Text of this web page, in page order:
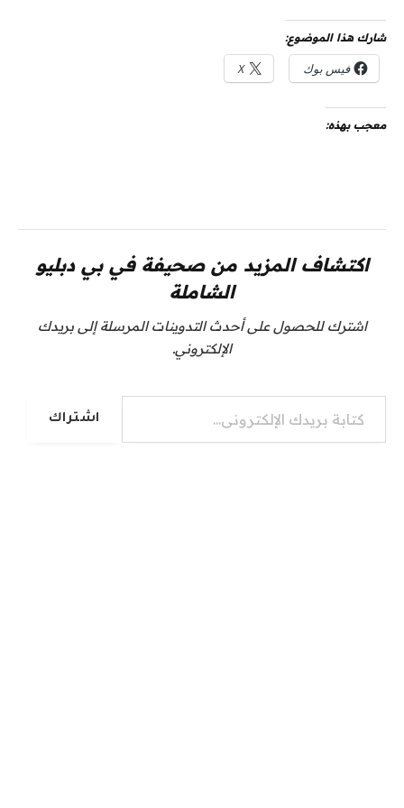
شارك هذا الموضوع:
فيس بوك X
معجب بهذه:
اكتشاف المزيد من صحيفة في بي دبليو
الشاملة
اشترك للحصول على أحدث التدوينات المرسلة إلى بريدك
الإلكتروني.
كتابة بريدك الإلكتروني...
اشتراك